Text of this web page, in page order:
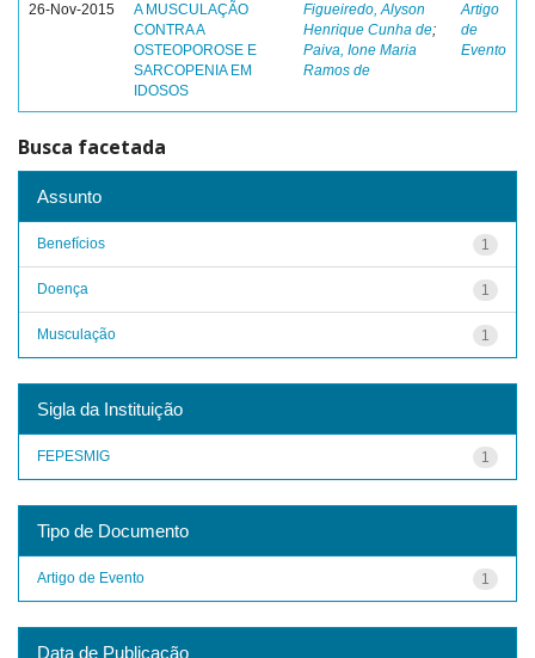
26-Nov-2015
A MUSCULAÇÃO
CONTRA A
OSTEOPOROSE E
SARCOPENIA EM
IDOSOS
Figueiredo, Alyson
Henrique Cunha de;
Paiva, Ione Maria
Ramos de
Artigo
de
Evento
Busca facetada
Assunto
1
Benefícios
1
Doença
1
Musculação
Sigla da Instituição
1
FEPESMIG
Tipo de Documento
1
Artigo de Evento
Data de Publicação